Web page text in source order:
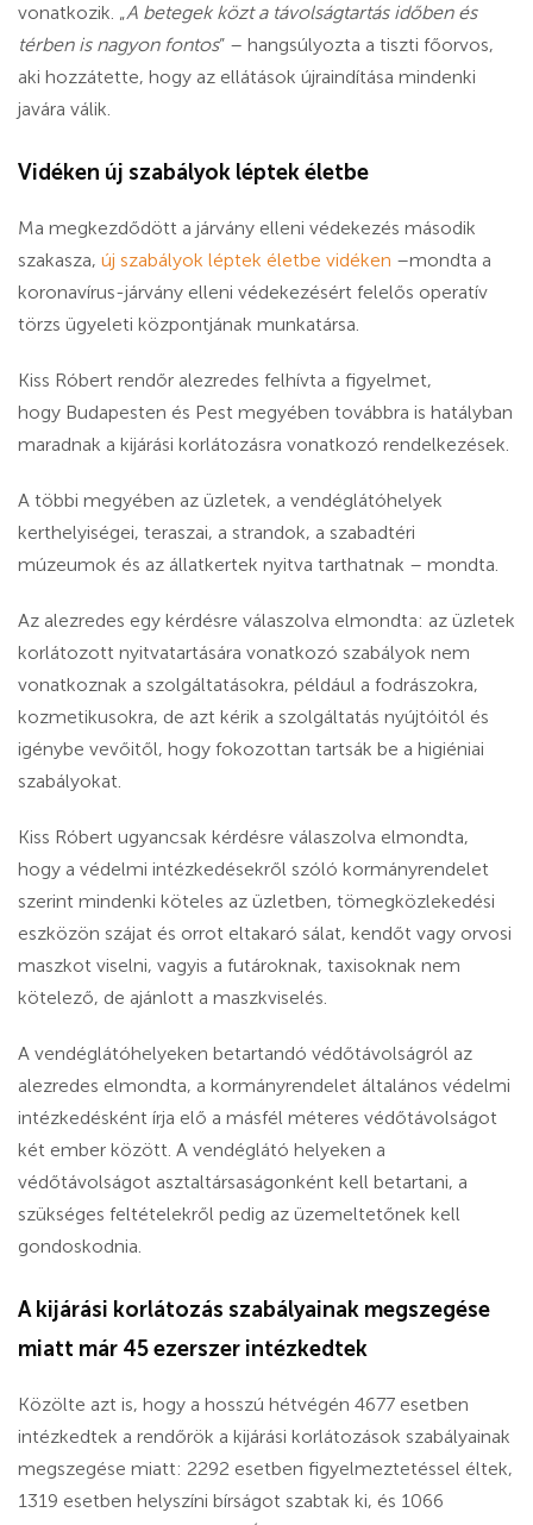
vonatkozik. „A betegek közt a távolságtartás időben és
térben is nagyon fontos” – hangsúlyozta a tiszti főorvos,
aki hozzátette, hogy az ellátások újraindítása mindenki
javára válik.
Vidéken új szabályok léptek életbe
Ma megkezdődött a járvány elleni védekezés második
szakasza, új szabályok léptek életbe vidéken –mondta a
koronavírus-járvány elleni védekezésért felelős operatív
törzs ügyeleti központjának munkatársa.
Kiss Róbert rendőr alezredes felhívta a figyelmet,
hogy Budapesten és Pest megyében továbbra is hatályban
maradnak a kijárási korlátozásra vonatkozó rendelkezések.
A többi megyében az üzletek, a vendéglátóhelyek
kerthelyiségei, teraszai, a strandok, a szabadtéri
múzeumok és az állatkertek nyitva tarthatnak – mondta.
Az alezredes egy kérdésre válaszolva elmondta: az üzletek
korlátozott nyitvatartására vonatkozó szabályok nem
vonatkoznak a szolgáltatásokra, például a fodrászokra,
kozmetikusokra, de azt kérik a szolgáltatás nyújtóitól és
igénybe vevőitől, hogy fokozottan tartsák be a higiéniai
szabályokat.
Kiss Róbert ugyancsak kérdésre válaszolva elmondta,
hogy a védelmi intézkedésekről szóló kormányrendelet
szerint mindenki köteles az üzletben, tömegközlekedési
eszközön szájat és orrot eltakaró sálat, kendőt vagy orvosi
maszkot viselni, vagyis a futároknak, taxisoknak nem
kötelező, de ajánlott a maszkviselés.
A vendéglátóhelyeken betartandó védőtávolságról az
alezredes elmondta, a kormányrendelet általános védelmi
intézkedésként írja elő a másfél méteres védőtávolságot
két ember között. A vendéglátó helyeken a
védőtávolságot asztaltársaságonként kell betartani, a
szükséges feltételekről pedig az üzemeltetőnek kell
gondoskodnia.
A kijárási korlátozás szabályainak megszegése
miatt már 45 ezerszer intézkedtek
Közölte azt is, hogy a hosszú hétvégén 4677 esetben
intézkedtek a rendőrök a kijárási korlátozások szabályainak
megszegése miatt: 2292 esetben figyelmeztetéssel éltek,
1319 esetben helyszíni bírságot szabtak ki, és 1066